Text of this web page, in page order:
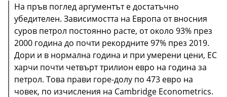
На пръв поглед аргументът е достатъчно
убедителен. Зависимостта на Европа от вносния
суров петрол постоянно расте, от около 93% през
2000 година до почти рекордните 97% през 2019.
Дори и в нормална година и при умерени цени, ЕС
харчи почти четвърт трилион евро на година за
петрол. Това прави горе-долу по 473 евро на
човек, по изчисления на Cambridge Econometrics.